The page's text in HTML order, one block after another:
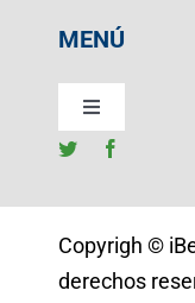
MENÚ
Toggle
Navigation
iBeeAgro Station
Copyrigh©
derechos